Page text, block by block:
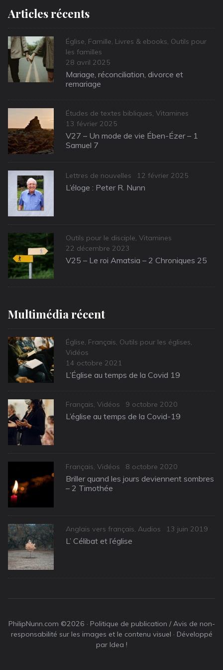
Articles récents
Categories
Église, Famille, Livres & ebooks, Outils pour
les familles
Posted
on
28 avril 2025
Mariage, réconciliation, divorce et
remariage
Categories
Études de textes bibliques, Vitamines
Posted
on
13 février 2025
V27 – Un mode de vie Ében-Ézer – 1
Samuel 7
Categories
Lettres de nouvelles
Posted
on
12 février 2025
L’éloge : Peter R. Nunn
Categories
Outils pour le disciple, Vitamines
Posted
on
22 décembre 2023
V25 – Le roi Amatsia – 2 Chroniques 25
Multimédia récent
Categories
Église, Français, Outils pour les églises,
Vidéos
Posted
on
14 octobre 2021
L’Église au temps de la Covid 19
Categories
Français, Vidéos
Posted
on
9 octobre 2020
L’église au temps de la Covid-19
Categories
Français, Vidéos
Posted
on
8 octobre 2020
Briller quand les jours deviennent sombres
– 2 Timothée
Categories
Anglais vers français, Audios
Posted
13 juin 2019
L’ Célibat et l’église
PhilipNunn.com ©2026 · Politique de publication / Avis de non-
responsabilité sur les images et le contenu visuel · Développé
par Idea !